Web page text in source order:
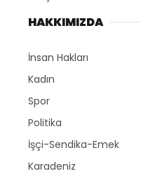
HAKKIMIZDA
İnsan Hakları
Kadın
Spor
Politika
İşçi-Sendika-Emek
Karadeniz